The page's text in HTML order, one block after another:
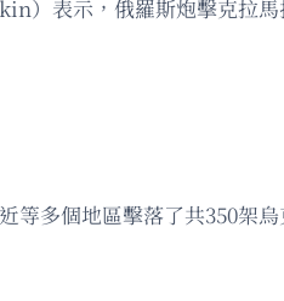
）表示，俄羅斯炮擊克拉
多個地區擊落了共350架